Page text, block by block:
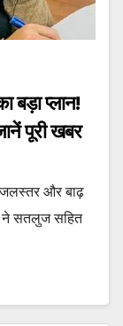
बड़ा प्लान!
पूरी खबर
जलस्तर और बाढ़
ने सतलुज सहित